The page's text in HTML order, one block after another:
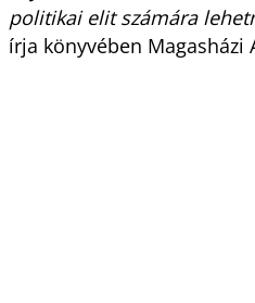
politikai elit számára
írja könyvében Magasházi